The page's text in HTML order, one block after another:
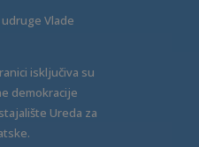
Vlade
isključiva su
demokracije
Ureda za